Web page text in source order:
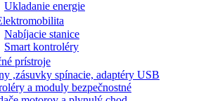
Ukladanie energie
Nabíjacie stanice
Smart kontroléry
prístroje
,zásuvky spínacie, adaptéry USB
a moduly bezpečnostné